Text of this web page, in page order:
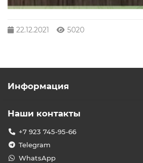
22.12.2021 5020
Информация
Наши контакты
+7 923 745-95-66
Telegram
WhatsApp